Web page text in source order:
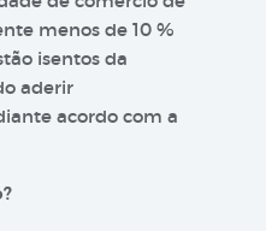
menos de 10 %
isentos da
aderir
acordo com a